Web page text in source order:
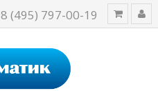
8 (495) 797-00-19